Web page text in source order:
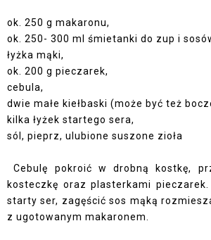
ok. 250 g makaronu,
ok. 250- 300 ml śmietanki do zup i
łyżka mąki,
ok. 200 g pieczarek,
cebula,
dwie małe kiełbaski (może być też
kilka łyżek startego sera,
sól, pieprz, ulubione suszone zioła
Cebulę pokroić w drobną kostkę,
kosteczkę oraz plasterkami
starty ser, zagęścić sos mąką
z ugotowanym makaronem.